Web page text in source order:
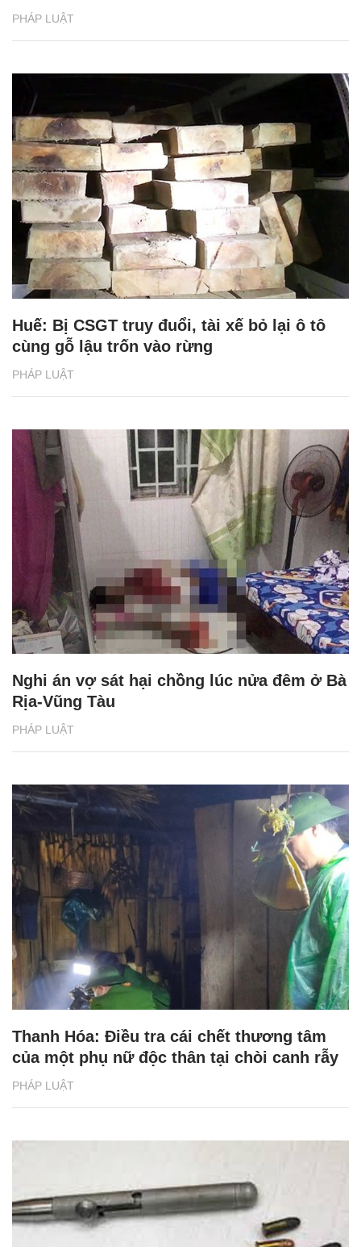
PHÁP LUẬT
PHÁP LUẬT
Huế: Bị CSGT truy đuổi, tài xế bỏ lại ô tô
cùng gỗ lậu trốn vào rừng
PHÁP LUẬT
Nghi án vợ sát hại chồng lúc nửa đêm ở Bà
Rịa-Vũng Tàu
PHÁP LUẬT
Thanh Hóa: Điều tra cái chết thương tâm
của một phụ nữ độc thân tại chòi canh rẫy